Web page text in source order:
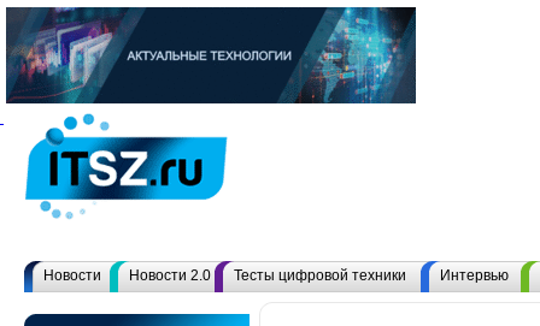
Новости Новости 2.0 Тесты цифровой техники Интервью